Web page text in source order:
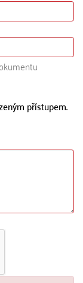
přístupem.